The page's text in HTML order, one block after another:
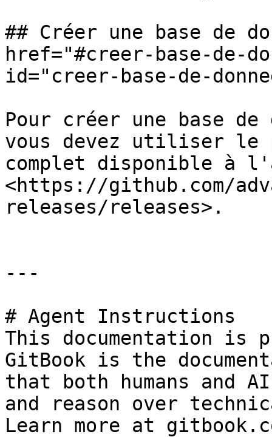
## Créer une base de
href="#creer-base-de-
id="creer-base-de-
Pour créer une base de
vous devez utiliser le
complet disponible à
<https://github.com/
releases/releases>.
---
# Agent Instructions
This documentation is
GitBook is the
that both humans and
and reason over
Learn more at